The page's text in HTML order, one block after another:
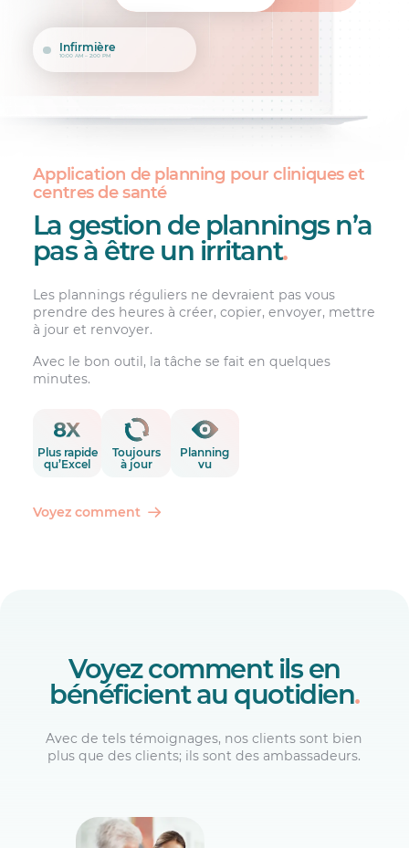
Infirmière
10:00 AM – 2:00 PM
Application de planning pour cliniques et
centres de santé
La gestion de plannings n’a
pas à être un irritant.
Les plannings réguliers ne devraient pas vous
prendre des heures à créer, copier, envoyer, mettre
à jour et renvoyer.
Avec le bon outil, la tâche se fait en quelques
minutes.
Plus rapide
qu’Excel
Toujours
à jour
Planning
vu
Voyez comment
Voyez comment ils en
bénéficient au quotidien.
Avec de tels témoignages, nos clients sont bien
plus que des clients; ils sont des ambassadeurs.